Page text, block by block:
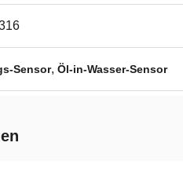
Sensor, Öl-in-Wasser-Sensor